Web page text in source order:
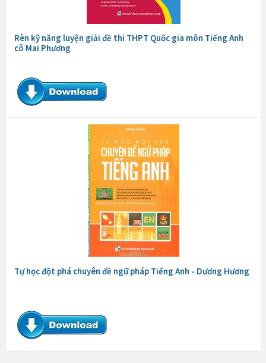
Rèn kỹ năng luyện giải đề thi THPT Quốc gia môn Tiếng Anh
cô Mai Phương
Tự học đột phá chuyên đề ngữ pháp Tiếng Anh - Dương Hương